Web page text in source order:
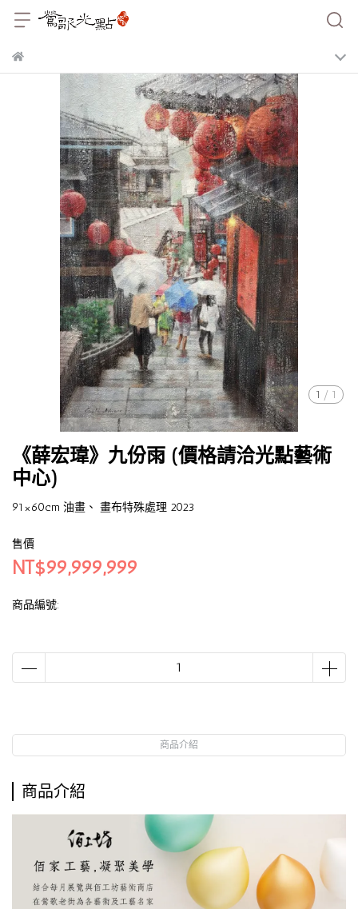
1 / 1
《薛宏瑋》九份雨 (價格請洽光點藝術
中心)
91×60cm 油畫、 畫布特殊處理 2023
售價
NT$99,999,999
商品編號:
商品介紹
商品介紹